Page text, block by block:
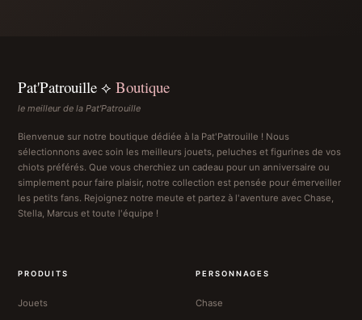
Pat'Patrouille ⟡ Boutique
le meilleur de la Pat'Patrouille
Bienvenue sur notre boutique dédiée à la Pat'Patrouille ! Nous
sélectionnons avec soin les meilleurs jouets, peluches et figurines de vos
chiots préférés. Que vous cherchiez un cadeau pour un anniversaire ou
simplement pour faire plaisir, notre collection est pensée pour émerveiller
les petits fans. Rejoignez notre meute et partez à l'aventure avec Chase,
Stella, Marcus et toute l'équipe !
PRODUITS
Jouets
PERSONNAGES
Chase